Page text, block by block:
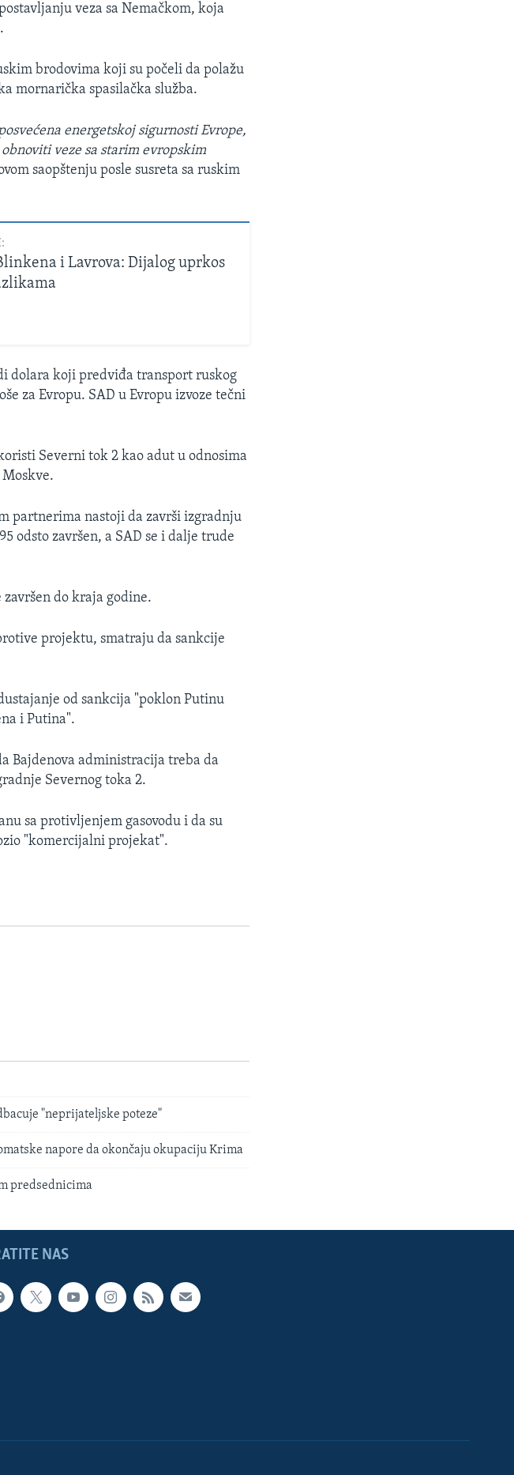
veza sa Nemačkom, koja
brodovima koji su počeli da polažu
mornarička spasilačka služba.
energetskoj sigurnosti Evrope,
veze sa starim evropskim
saopštenju posle susreta sa ruskim
i Lavrova: Dijalog uprkos
dolara koji predviđa transport ruskog
za Evropu. SAD u Evropu izvoze tečni
Severni tok 2 kao adut u odnosima
partnerima nastoji da završi izgradnju
odsto završen, a SAD se i dalje trude
do kraja godine.
projektu, smatraju da sankcije
od sankcija "poklon Putinu
i Putina".
Bajdenova administracija treba da
Severnog toka 2.
sa protivljenjem gasovodu i da su
"komercijalni projekat".
"neprijateljske poteze"
napore da okončaju okupaciju Krima
predsednicima
NAS